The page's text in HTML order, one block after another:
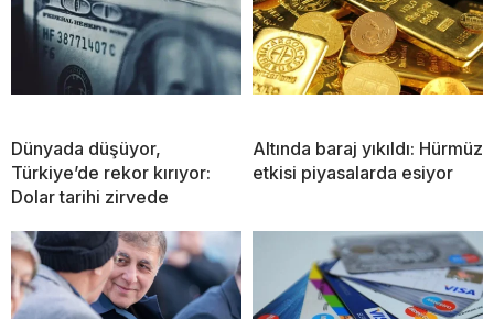
Dünyada düşüyor,
Türkiye’de rekor kırıyor:
Dolar tarihi zirvede
Altında baraj yıkıldı: Hürmüz
etkisi piyasalarda esiyor